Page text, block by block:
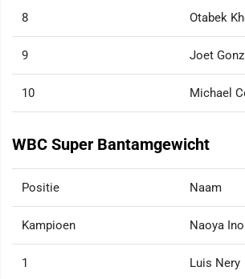
8 Otabek
9 Joet
10 Michael
WBC Super Bantamgewicht
Positie Naam
Kampioen Naoya
1 Luis Nery